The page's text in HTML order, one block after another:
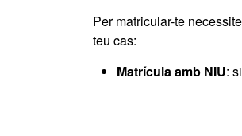
Per matricular-te
teu cas:
Matrícula amb NIU: